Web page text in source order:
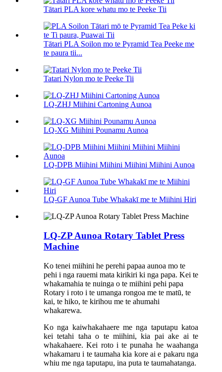
Tātari PLA kore whatu mo te Peeke Tii
Tātari PLA Soilon mo te Pyramid Tea Peeke me
te paura tii...
Tatari Nylon mo te Peeke Tii
LQ-ZHJ Miihini Cartoning Aunoa
LQ-XG Miihini Pounamu Aunoa
LQ-DPB Miihini Miihini Miihini Miihini Aunoa
LQ-GF Aunoa Tube Whakakī me te Miihini Hiri
LQ-ZP Aunoa Rotary Tablet Press
Machine
Ko tenei miihini he perehi papaa aunoa mo te
pehi i nga rauemi mata kirikiri ki nga papa. Kei te
whakamahia te nuinga o te miihini pehi papa
Rotary i roto i te umanga rongoa me te matū, te
kai, te hiko, te kirihou me te ahumahi
whakarewa.
Ko nga kaiwhakahaere me nga taputapu katoa
kei tetahi taha o te miihini, kia pai ake ai te
whakahaere. Kei roto i te punaha he waahanga
whakamaru i te taumaha kia kore ai e pakaru nga
whiu me nga taputapu, ina puta te taumahatanga.